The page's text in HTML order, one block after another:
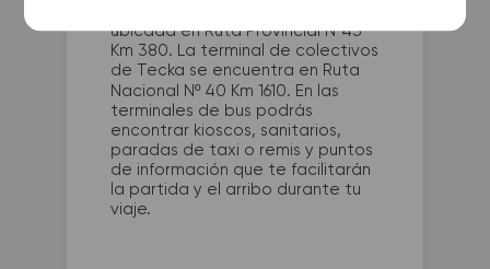
ubicada en Ruta Provincial Nº43
Km 380. La terminal de colectivos
de Tecka se encuentra en Ruta
Nacional Nº 40 Km 1610. En las
terminales de bus podrás
encontrar kioscos, sanitarios,
paradas de taxi o remis y puntos
de información que te facilitarán
la partida y el arribo durante tu
viaje.